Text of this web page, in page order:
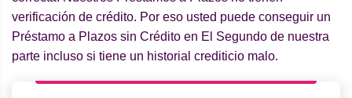
verificación de crédito. Por eso usted puede conseguir un
Préstamo a Plazos sin Crédito en El Segundo de nuestra
parte incluso si tiene un historial crediticio malo.